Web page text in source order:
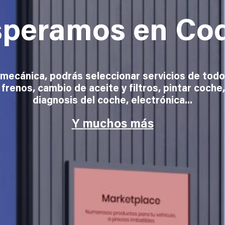
en
podrás seleccionar servicios de
cambio de aceite y filtros, pintar
diagnosis del coche, electrónica...
Y muchos más